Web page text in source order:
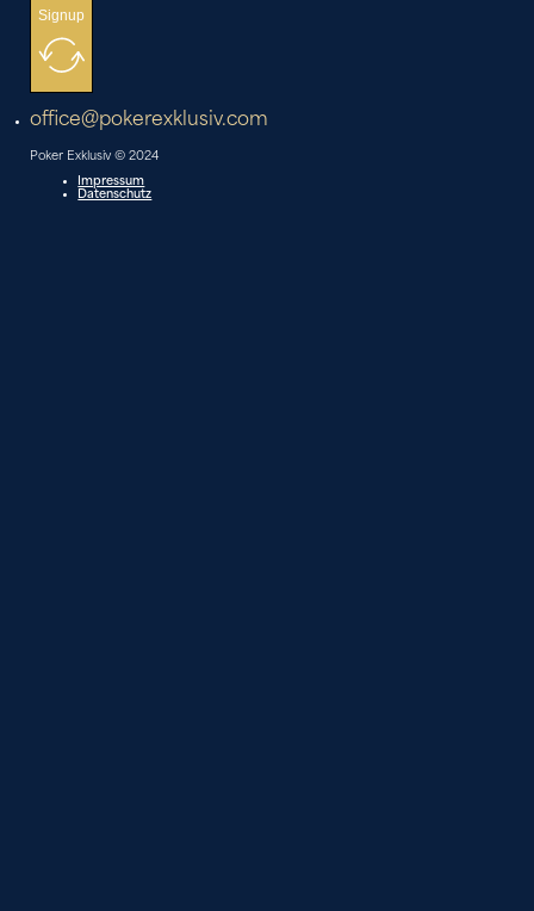
Signup
office@pokerexklusiv.com
Poker Exklusiv © 2024
Impressum
Datenschutz